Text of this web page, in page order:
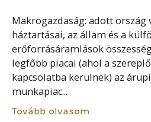
Makrogazdaság: adott ország
háztartásai, az állam és a
erőforrásáramlások
legfőbb piacai (ahol a
kapcsolatba kerülnek) az
munkapiac...
Tovább olvasom